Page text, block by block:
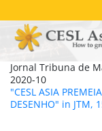
to
main
content
Jornal Tribuna de
2020-10
"CESL ASIA
DESENHO" in JTM,